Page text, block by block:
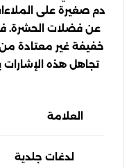
دم صغيرة على
عن فضلات الحشرة.
خفيفة غير معتادة من
تجاهل هذه الإشارات
العلامة
لدغات جلدية